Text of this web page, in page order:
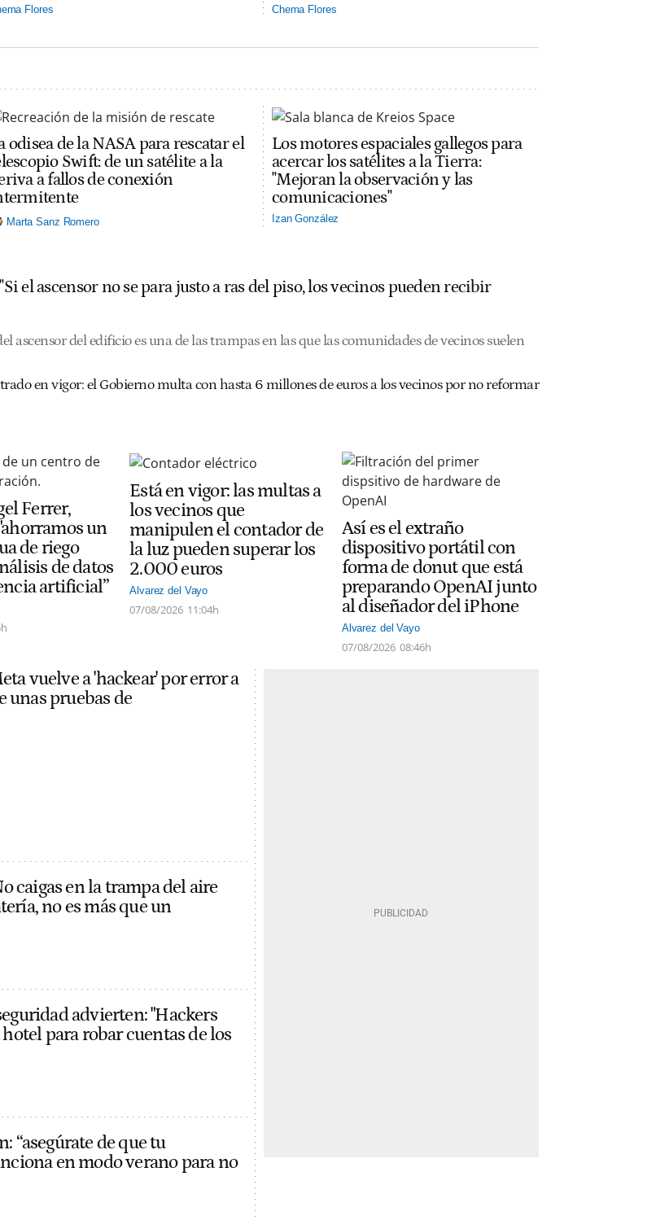
Flores Chema Flores
odisea de la NASA para rescatar el
Swift: de un satélite a la
a fallos de conexión
Marta Sanz Romero
Los motores espaciales gallegos para
acercar los satélites a la Tierra:
"Mejoran la observación y las
comunicaciones"
Izan González
el ascensor no se para justo a ras del piso, los vecinos pueden recibir
ascensor del edificio es una de las trampas en las que las comunidades de vecinos suelen
en vigor: el Gobierno multa con hasta 6 millones de euros a los vecinos por no reformar
Ferrer,
un
de riego
de datos
artificial”
Está en vigor: las multas a
los vecinos que
manipulen el contador de
la luz pueden superar los
2.000 euros
Alvarez del Vayo
07/08/2026 11:04h
Así es el extraño
dispositivo portátil con
forma de donut que está
preparando OpenAI junto
al diseñador del iPhone
Alvarez del Vayo
07/08/2026 08:46h
vuelve a 'hackear' por error a
unas pruebas de
caigas en la trampa del aire
no es más que un
advierten: "Hackers
para robar cuentas de los
“asegúrate de que tu
en modo verano para no